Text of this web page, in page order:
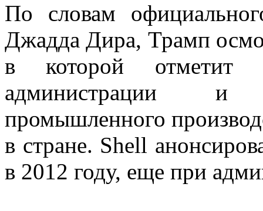
По словам
Джадда Дира, Трамп
в которой отметит
администрации и
промышленного
в стране. Shell
в 2012 году, еще при